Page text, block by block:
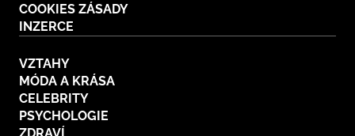
COOKIES ZÁSADY
INZERCE
VZTAHY
MÓDA A KRÁSA
CELEBRITY
PSYCHOLOGIE
ZDRAVÍ